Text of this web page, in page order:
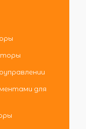
для